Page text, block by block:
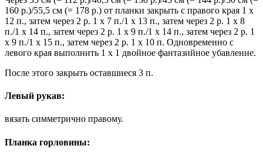
160 р.)/55,5 см (= 178 р.) от планки закрыть с правого края 1 х
12 п., затем через 2 р. 1 х 7 п./1 х 13 п., затем через 2 р. 1 х 8
п./1 х 14 п., затем через 2 р. 1 х 9 п./1 х 14 п., затем через 2 р. 1
х 9 п./1 х 15 п., затем через 2 р. 1 х 10 п. Одновременно с
левого края выполнить 1 х 1 двойное фантазийное убавление.
После этого закрыть оставшиеся 3 п.
Левый рукав:
вязать симметрично правому.
Планка горловины: